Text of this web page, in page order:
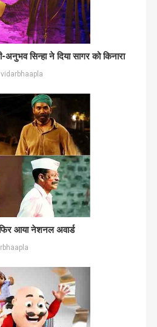
अनुभव सिन्हा ने दिया सागर को किनारा
vidarbhaapla
आया नेशनल अवार्ड